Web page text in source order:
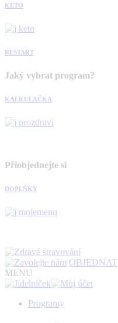
KETO
RESTART
Jaký vybrat program?
KALKULAČKA
Přiobjednejte si
DOPLŇKY
OBJEDNAT
MENU
Programy